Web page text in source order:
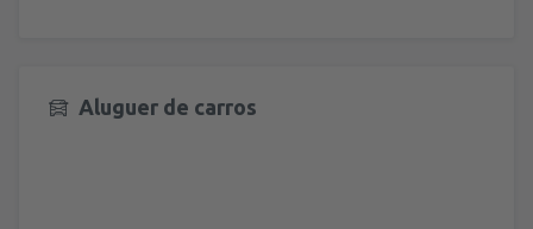
Aluguer de carros